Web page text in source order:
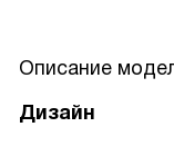
Описание
Дизайн